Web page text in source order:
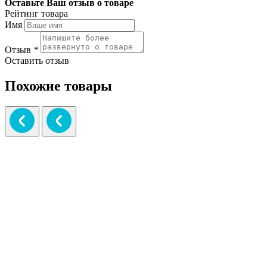
Оставьте Ваш отзыв о товаре
Рейтинг товара
Имя
Отзыв *
Оставить отзыв
Похожие товары